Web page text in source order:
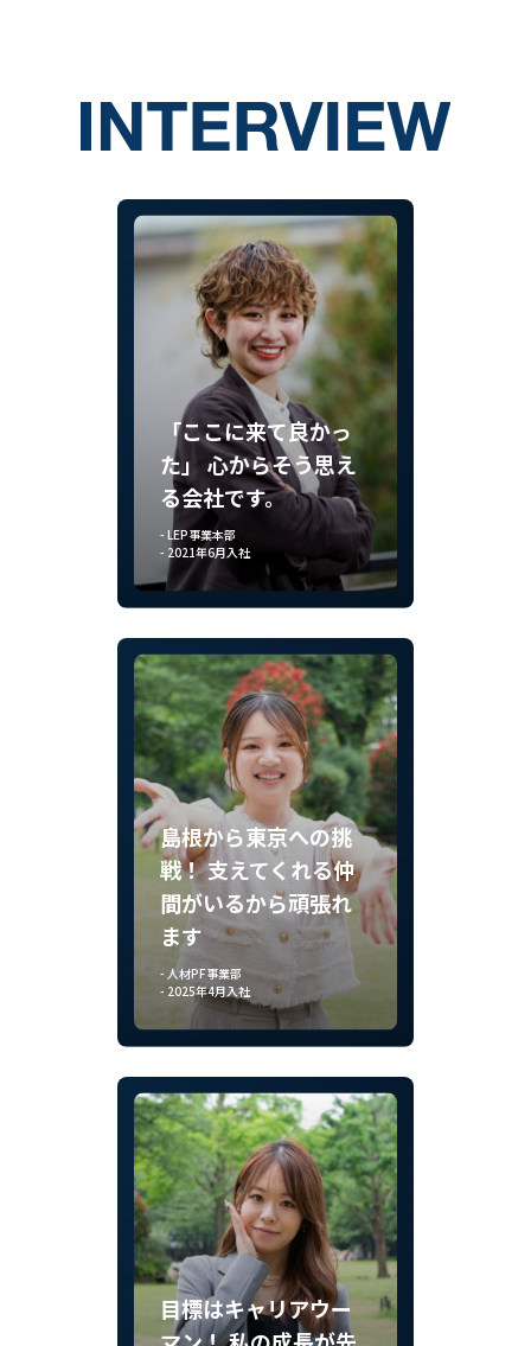
「ここに来て良かっ
た」 心からそう思え
る会社です。
- LEP事業本部
- 2021年6月入社
島根から東京への挑
戦！ 支えてくれる仲
間がいるから頑張れ
ます
- 人材PF事業部
- 2025年4月入社
目標はキャリアウー